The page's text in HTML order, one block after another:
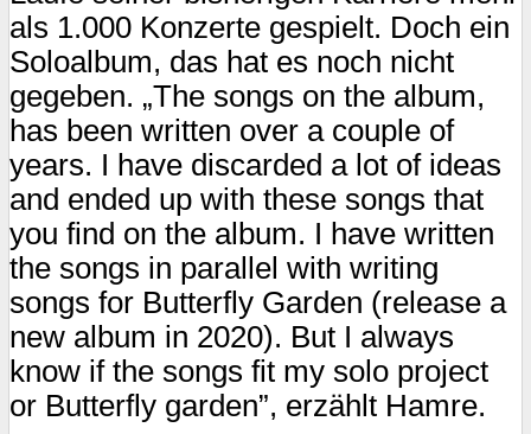
als 1.000 Konzerte gespielt. Doch ein
Soloalbum, das hat es noch nicht
gegeben. „The songs on the album,
has been written over a couple of
years. I have discarded a lot of ideas
and ended up with these songs that
you find on the album. I have written
the songs in parallel with writing
songs for Butterfly Garden (release a
new album in 2020). But I always
know if the songs fit my solo project
or Butterfly garden”, erzählt Hamre.